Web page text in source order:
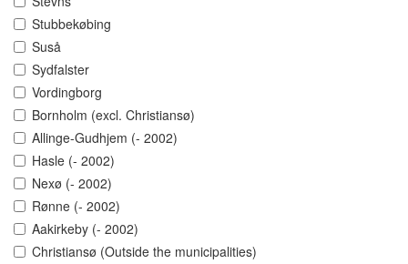
Stubbekøbing
Suså
Sydfalster
Vordingborg
Bornholm (excl. Christiansø)
Allinge-Gudhjem (- 2002)
Hasle (- 2002)
Nexø (- 2002)
Rønne (- 2002)
Aakirkeby (- 2002)
Christiansø (Outside the municipalities)